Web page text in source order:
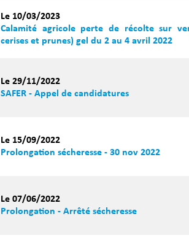
Le 10/03/2023
Calamité agricole perte de récolte sur
cerises et prunes) gel du 2 au 4 avril 2022
Le 29/11/2022
SAFER - Appel de candidatures
Le 15/09/2022
Prolongation sécheresse - 30 nov 2022
Le 07/06/2022
Prolongation - Arrêté sécheresse